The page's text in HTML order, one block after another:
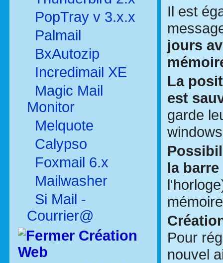
PopTray v 3.x.x
Palmail
BxAutozip
Incredimail XE
Magic Mail
Monitor
Melquote
Calypso
Foxmail 6.x
Mailwasher
Si Mail -
Courrier@
Création
Web
Il est
jours
La
est
garde
la
Pour
nouvel